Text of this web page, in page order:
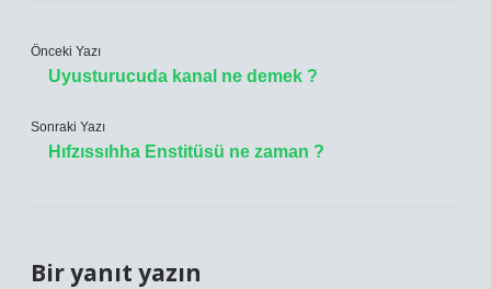
Önceki Yazı
Uyusturucuda kanal ne demek ?
Sonraki Yazı
Hıfzıssıhha Enstitüsü ne zaman ?
Bir yanıt yazın